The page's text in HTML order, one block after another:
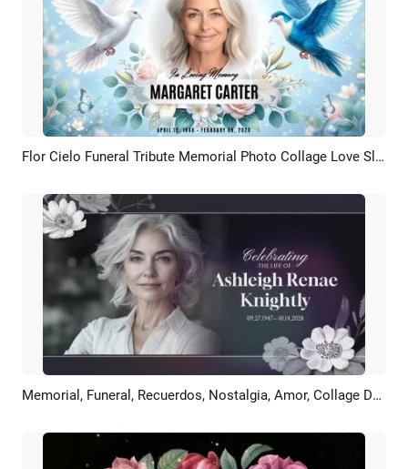
Previsualizar Crear IA Flor Cielo Funeral Tribute Memorial Photo Collage Love Slideshow
Previsualizar Crear IA Memorial, Funeral, Recuerdos, Nostalgia, Amor, Collage De Fotos, Recuerdo, Duelo, Presentación Sencilla